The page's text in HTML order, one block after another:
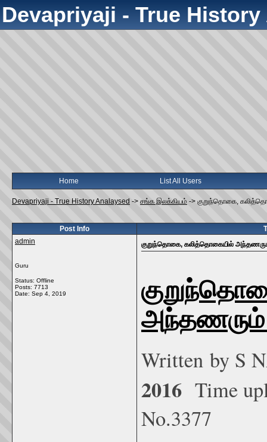
Devapriyaji - True
Home List All Users
Devapriyaji - True History Analaysed -> சங்க இலக்கியம் -> குறுந்தொகை,
Post Info
admin
Guru
Status: Offline
Posts: 7713
Date: Sep 4, 2019
குறுந்தொகை, கலித்தொகையில்
அந்தணரும்
Written by S
2016 Time
No.3377